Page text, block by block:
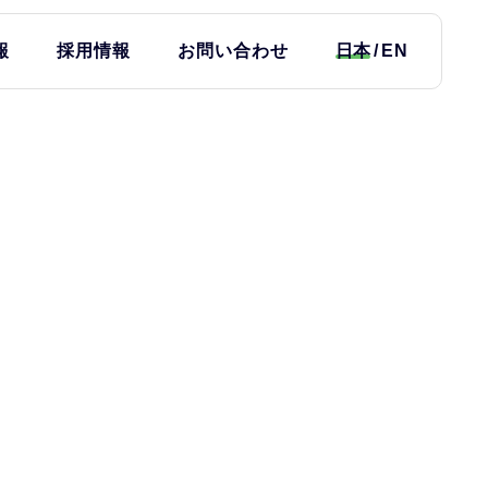
採用情報 お問い合わせ 日本 EN